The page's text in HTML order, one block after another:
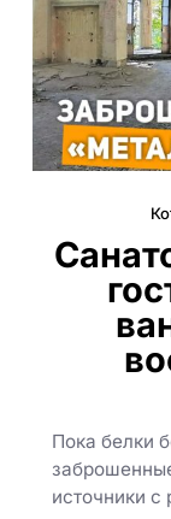
Пока белки
источники с